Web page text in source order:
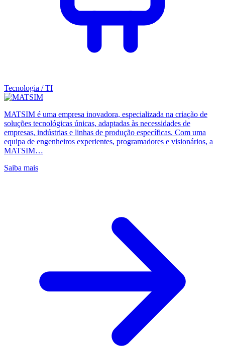
Tecnologia / TI
MATSIM é uma empresa inovadora, especializada na criação de
soluções tecnológicas únicas, adaptadas às necessidades de
empresas, indústrias e linhas de produção específicas. Com uma
equipa de engenheiros experientes, programadores e visionários, a
MATSIM…
Saiba mais